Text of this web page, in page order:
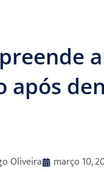
após
Oliveira março 10,